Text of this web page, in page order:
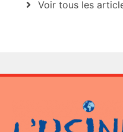
Voir tous les